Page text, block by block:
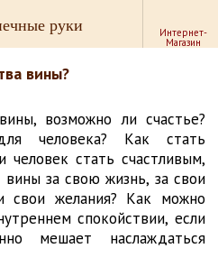
руки Интернет-
Магазин
вины?
возможно ли счастье?
человека? Как стать
стать счастливым,
за свою жизнь, за свои
свои желания? Как можно
спокойствии, если
мешает наслаждаться